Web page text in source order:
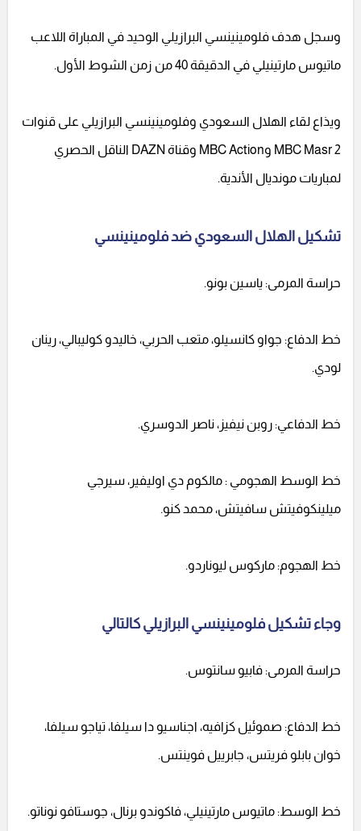
وسجل هدف فلومينينسي البرازيلي الوحيد في المباراة اللاعب
ماتيوس مارتينيلي في الدقيقة 40 من زمن الشوط الأول.
ويذاع لقاء الهلال السعودي وفلومينينسي البرازيلي على قنوات
MBC Masr 2 وMBC Action وقناة DAZN الناقل الحصري
لمباريات مونديال الأندية.
تشكيل الهلال السعودي ضد فلومينينسي
حراسة المرمى: ياسين بونو.
خط الدفاع: جواو كانسيلو، متعب الحربي، خاليدو كوليبالي، رينان
لودي.
خط الدفاعي: روبن نيفيز، ناصر الدوسري.
خط الوسط الهجومي : مالكوم دي اوليفير، سيرجي
ميلينكوفيتش سافيتش، محمد كنو.
خط الهجوم: ماركوس ليوناردو.
وجاء تشكيل فلومينينسي البرازيلي كالتالي
حراسة المرمى: فابيو سانتوس.
خط الدفاع: صموئيل كزافيه، اجناسيو دا سيلفا، تياجو سيلفا،
خوان بابلو فريتس، جابرييل فوينتس.
خط الوسط: ماتيوس مارتينيلي، فاكوندو برنال، جوستافو نوناتو.